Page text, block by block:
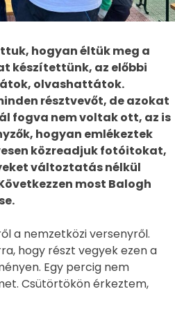
hogyan éltük meg a
készítettünk, az előbbi
olvashattátok.
résztvevőt, de azokat
fogva nem voltak ott, az is
hogyan emlékeztek
közreadjuk fotóitokat,
változtatás nélkül
most Balogh
a nemzetközi versenyről.
hogy részt vegyek ezen a
Egy percig nem
Csütörtökön érkeztem,